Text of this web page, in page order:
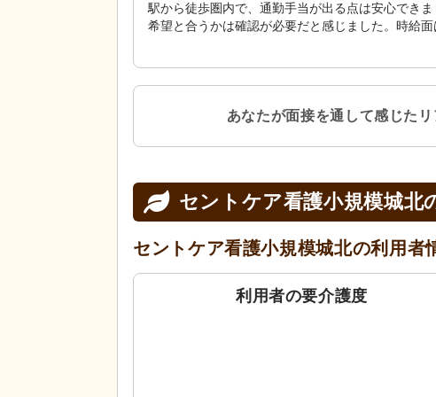
駅から徒歩圏内で、通勤手当が出る点は安心でき
希望と合うかは確認が必要だと感じました。時給
あなたが面接を通して感じた
セントケア看護小規模城北
セントケア看護小規模城北の利用者
利用者の要介護度